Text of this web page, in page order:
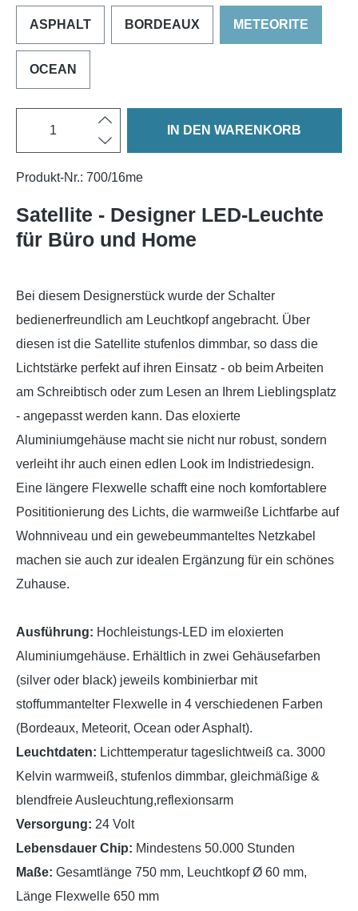
ASPHALT BORDEAUX METEORITE
OCEAN
IN DEN WARENKORB
Produkt-Nr.: 700/16me
Satellite - Designer LED-Leuchte
für Büro und Home
Bei diesem Designerstück wurde der Schalter
bedienerfreundlich am Leuchtkopf angebracht. Über
diesen ist die Satellite stufenlos dimmbar, so dass die
Lichtstärke perfekt auf ihren Einsatz - ob beim Arbeiten
am Schreibtisch oder zum Lesen an Ihrem Lieblingsplatz
- angepasst werden kann. Das eloxierte
Aluminiumgehäuse macht sie nicht nur robust, sondern
verleiht ihr auch einen edlen Look im Indistriedesign.
Eine längere Flexwelle schafft eine noch komfortablere
Posititionierung des Lichts, die warmweiße Lichtfarbe auf
Wohnniveau und ein gewebeummanteltes Netzkabel
machen sie auch zur idealen Ergänzung für ein schönes
Zuhause.
Ausführung: Hochleistungs-LED im eloxierten
Aluminiumgehäuse. Erhältlich in zwei Gehäusefarben
(silver oder black) jeweils kombinierbar mit
stoffummantelter Flexwelle in 4 verschiedenen Farben
(Bordeaux, Meteorit, Ocean oder Asphalt).
Leuchtdaten: Lichttemperatur tageslichtweiß ca. 3000
Kelvin warmweiß, stufenlos dimmbar, gleichmäßige &
blendfreie Ausleuchtung,reflexionsarm
Versorgung: 24 Volt
Lebensdauer Chip: Mindestens 50.000 Stunden
Maße: Gesamtlänge 750 mm, Leuchtkopf Ø 60 mm,
Länge Flexwelle 650 mm